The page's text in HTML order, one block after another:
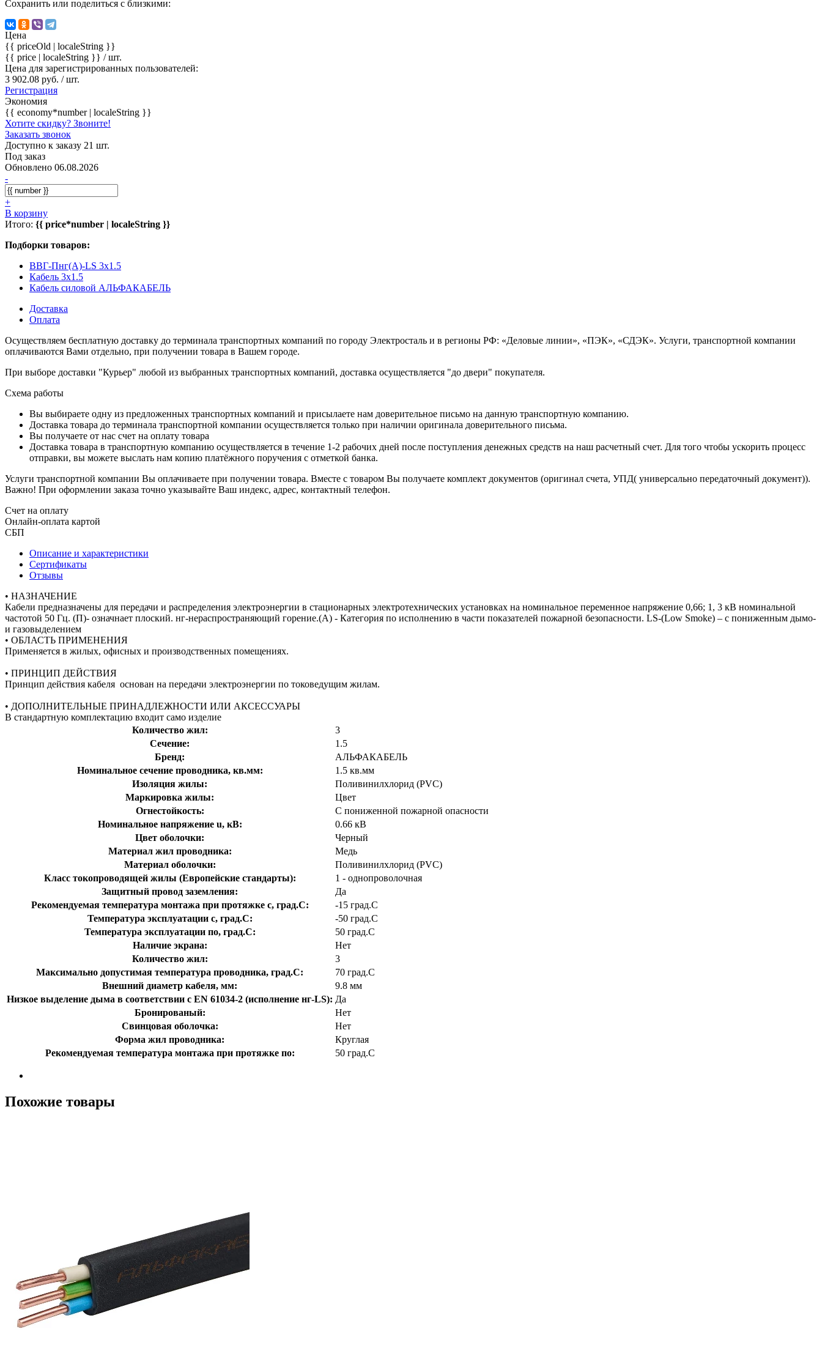
Сохранить или поделиться с близкими:
Цена
{{ priceOld | localeString }}
{{ price | localeString }} / шт.
Цена для зарегистрированных пользователей:
3 902.08 руб. / шт.
Регистрация
Экономия
{{ economy*number | localeString }}
Хотите скидку? Звоните!
Заказать звонок
Доступно к заказу 21 шт.
Под заказ
Обновлено 06.08.2026
-
+
В корзину
Итого: {{ price*number | localeString }}
Подборки товаров:
ВВГ-Пнг(А)-LS 3x1.5
Кабель 3x1.5
Кабель силовой АЛЬФАКАБЕЛЬ
Доставка
Оплата
Осуществляем бесплатную доставку до терминала транспортных компаний по городу Электросталь и в регионы РФ: «Деловые линии», «ПЭК», «СДЭК». Услуги, транспортной компании
оплачиваются Вами отдельно, при получении товара в Вашем городе.
При выборе доставки "Курьер" любой из выбранных транспортных компаний, доставка осуществляется "до двери" покупателя.
Схема работы
Вы выбираете одну из предложенных транспортных компаний и присылаете нам доверительное письмо на данную транспортную компанию.
Доставка товара до терминала транспортной компании осуществляется только при наличии оригинала доверительного письма.
Вы получаете от нас счет на оплату товара
Доставка товара в транспортную компанию осуществляется в течение 1-2 рабочих дней после поступления денежных средств на наш расчетный счет. Для того чтобы ускорить процесс
отправки, вы можете выслать нам копию платёжного поручения с отметкой банка.
Услуги транспортной компании Вы оплачиваете при получении товара. Вместе с товаром Вы получаете комплект документов (оригинал счета, УПД( универсально передаточный документ)).
Важно! При оформлении заказа точно указывайте Ваш индекс, адрес, контактный телефон.
Счет на оплату
Онлайн-оплата картой
СБП
Описание и характеристики
Сертификаты
Отзывы
• НАЗНАЧЕНИЕ
Кабели предназначены для передачи и распределения электроэнергии в стационарных электротехнических установках на номинальное переменное напряжение 0,66; 1, 3 кВ номинальной
частотой 50 Гц. (П)- означнает плоский. нг-нераспространяющий горение.(А) - Категория по исполнению в части показателей пожарной безопасности. LS-(Low Smoke) – с пониженным дымо-
и газовыделением
• ОБЛАСТЬ ПРИМЕНЕНИЯ
Применяется в жилых, офисных и производственных помещениях.
• ПРИНЦИП ДЕЙСТВИЯ
Принцип действия кабеля основан на передачи электроэнергии по токоведущим жилам.
• ДОПОЛНИТЕЛЬНЫЕ ПРИНАДЛЕЖНОСТИ ИЛИ АКСЕССУАРЫ
В стандартную комплектацию входит само изделие
Количество жил:
3
Сечение:
1.5
Бренд:
АЛЬФАКАБЕЛЬ
Номинальное сечение проводника, кв.мм:
1.5 кв.мм
Изоляция жилы:
Поливинилхлорид (PVC)
Маркировка жилы:
Цвет
Огнестойкость:
С пониженной пожарной опасности
Номинальное напряжение u, кВ:
0.66 кВ
Цвет оболочки:
Черный
Материал жил проводника:
Медь
Материал оболочки:
Поливинилхлорид (PVC)
Класс токопроводящей жилы (Европейские стандарты):
1 - однопроволочная
Защитный провод заземления:
Да
Рекомендуемая температура монтажа при протяжке с, град.C:
-15 град.C
Температура эксплуатации с, град.C:
-50 град.C
Температура эксплуатации по, град.C:
50 град.C
Наличие экрана:
Нет
Количество жил:
3
Максимально допустимая температура проводника, град.C:
70 град.C
Внешний диаметр кабеля, мм:
9.8 мм
Низкое выделение дыма в соответствии с EN 61034-2 (исполнение нг-LS): Да
Бронированый:
Нет
Свинцовая оболочка:
Нет
Форма жил проводника:
Круглая
Рекомендуемая температура монтажа при протяжке по:
50 град.C
Похожие товары